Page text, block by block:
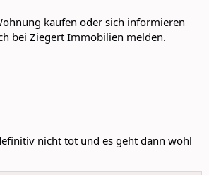
kaufen oder sich informieren
bei Ziegert Immobilien melden.
nicht tot und es geht dann wohl